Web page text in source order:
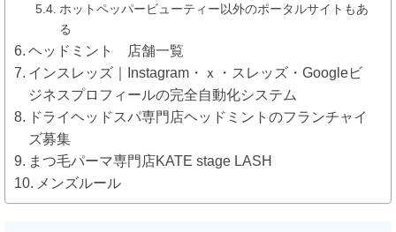
ホットペッパービューティー以外のポータルサイトもあ
る
ヘッドミント 店舗一覧
インスレッズ｜Instagram・ｘ・スレッズ・Googleビ
ジネスプロフィールの完全自動化システム
ドライヘッドスパ専門店ヘッドミントのフランチャイ
ズ募集
まつ毛パーマ専門店KATE stage LASH
メンズルール